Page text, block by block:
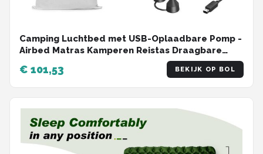
Camping Luchtbed met USB-Oplaadbare Pomp -
Airbed Matras Kamperen Reistas Draagbare
€ 101,53 BEKIJK OP BOL